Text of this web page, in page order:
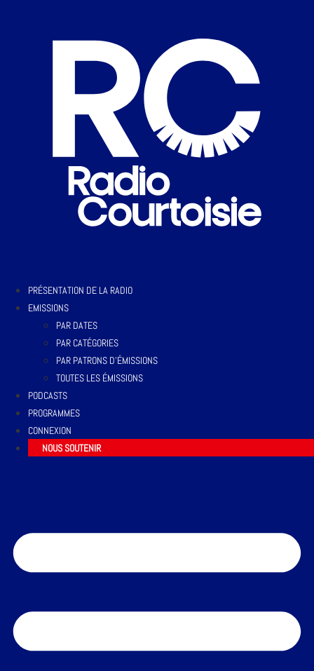
PRÉSENTATION DE LA RADIO
EMISSIONS
PAR DATES
PAR CATÉGORIES
PAR PATRONS D’ÉMISSIONS
TOUTES LES ÉMISSIONS
PODCASTS
PROGRAMMES
CONNEXION
NOUS SOUTENIR